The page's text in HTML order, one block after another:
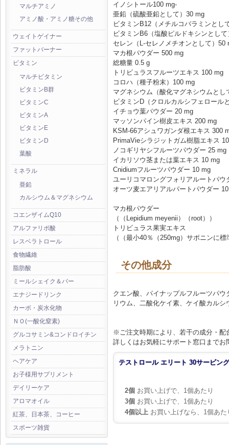
マルチアミノ
アミノ酸・アミノ糖その他
ウェイトゲイナー
ファットバーナー
ビタミン
マルチビタミン
ビタミンB群
ビタミンC
ビタミンA
ビタミンE
ビタミンD
葉酸
ミネラル
亜鉛
カルシウム＆マグネシウム
コエンザイムQ10
アルファリポ酸
レスベラトロール
食物繊維
脂肪酸
ミールシェイク＆バー
エナジードリンク
カーボ・炭水化物
ＮＯ(一酸化窒素)
グルコサミン&コンドロイチン
メラトニン
ヘアケア
お子様用サプリメント
デイリーケア
アロマオイル
紅茶、日本茶、コーヒー
スポーツ雑貨
イノシトール100 mg-
亜鉛（硫酸亜鉛として）30 mg
ビタミンB12（メチルコバラミンとし
ビタミンB6（塩酸ピルドキシンとし
セレン（L-セレノメチオンとして）50
マカ根パウダー 500 mg
総糖量 0.5 g
トリビュラスフルーツエキス 100 mg
コロハ（種子粉末）100 mg
マグネシウム（酸化マグネシウムとし
ビタミンD（クロルカルシフェロール
イチョウ葉パウダー 20 mg
マッソンパイン樹皮エキス 200 mg
KSM-66アシュワガンダ根エキス 300
PrimaVieシラジットガム樹脂エキス
ノコギリヤシフルーツパウダー 25 mg
イカリソウ茎または葉エキス 10 mg
Cnidiumフルーツパウダー 10 mg
ユーリコマロングフォリアルートパウ
オーツ麦エアリアルパートパウダー
マカ根パウダー
（（Lepidium meyenii）（root））
トリビュラス果実エキス
（（最小40％（250mg）サポニンに標
その他成分
クエン酸、パイナップルフルーツパ
リウム、二酸化ケイ素、ケイ酸カル
※ご注文時期により、若干の成分・配
詳しくはお気軽にサポート窓口までお
テストロール エリート 30サービング
2個 お買い上げで、1個あたり
3個 お買い上げで、1個あたり
4個以上 お買い上げなら、1個あた